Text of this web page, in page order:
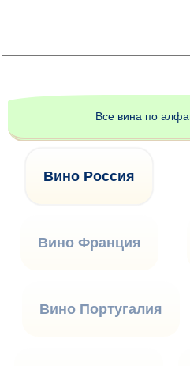
Все вина по
Вино Франция
Вино Россия
Вино Португалия